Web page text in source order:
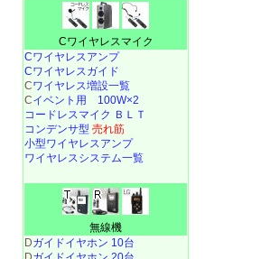
Cワイヤレスマイク
Cワイヤレスアンプ
Cワイヤレスガイド
Cワイヤレス増設一覧
Cイベント用 100W×2
コードレスマイク ＢＬＴ
コンデンサ型 売れ筋
小型ワイヤレスアンプ
ワイヤレスシステム一覧
無線機
Dガイドイヤホン 10台